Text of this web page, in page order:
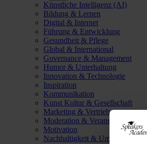
Künstliche Intelligenz (AI)
Bildung & Lernen
Digital & Internet
Führung & Entwicklung
Gesundheit & Pflege
Global & International
Governance & Management
Humor & Unterhaltung
Innovation & Technologie
Inspiration
Kommunikation
Kunst Kultur & Gesellschaft
Marketing & Vertrieb
Moderation &
Motivation
Nachhaltigkeit & Umwelt